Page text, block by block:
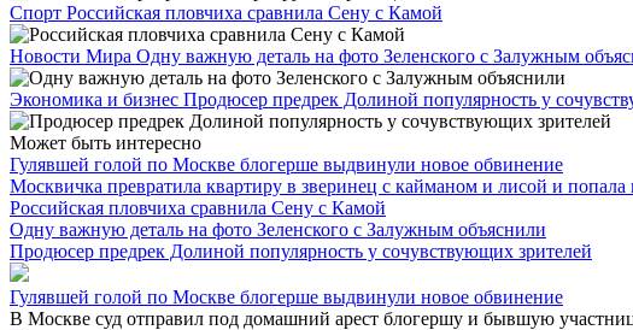
Спорт Российская пловчиха сравнила Сену с Камой
Новости Мира Одну важную деталь на фото Зеленского с Залужным
Экономика и бизнес Продюсер предрек Долиной популярность у
Может быть интересно
Гулявшей голой по Москве блогерше выдвинули новое обвинение
Москвичка превратила квартиру в зверинец с кайманом и лисой и попала
Российская пловчиха сравнила Сену с Камой
Одну важную деталь на фото Зеленского с Залужным объяснили
Продюсер предрек Долиной популярность у сочувствующих зрителей
Гулявшей голой по Москве блогерше выдвинули новое обвинение
В Москве суд отправил под домашний арест блогершу и бывшую